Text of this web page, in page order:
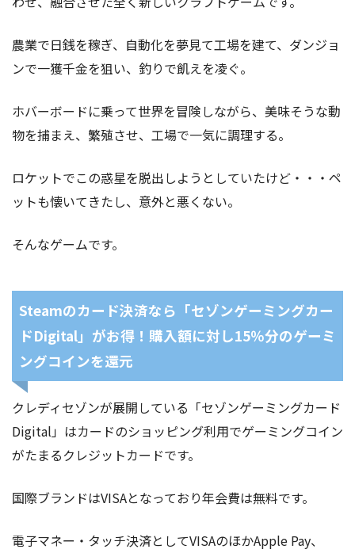
農業で日銭を稼ぎ、自動化を夢見て工場を建て、ダンジョ
ンで一獲千金を狙い、釣りで飢えを凌ぐ。
ホバーボードに乗って世界を冒険しながら、美味そうな動
物を捕まえ、繁殖させ、工場で一気に調理する。
ロケットでこの惑星を脱出しようとしていたけど・・・ペ
ットも懐いてきたし、意外と悪くない。
そんなゲームです。
Steamのカード決済なら「セゾンゲーミングカー
ドDigital」がお得！購入額に対し15％分のゲーミ
ングコインを還元
クレディセゾンが展開している「セゾンゲーミングカード
Digital」はカードのショッピング利用でゲーミングコイン
がたまるクレジットカードです。
国際ブランドはVISAとなっており年会費は無料です。
電子マネー・タッチ決済としてVISAのほかApple Pay、